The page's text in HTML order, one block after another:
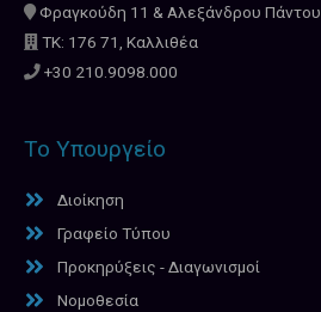
Φραγκούδη 11 & Αλεξάνδρου Πάντου
ΤΚ: 176 71, Καλλιθέα
+30 210.9098.000
Το Υπουργείο
Διοίκηση
Γραφείο Τύπου
Προκηρύξεις - Διαγωνισμοί
Νομοθεσία